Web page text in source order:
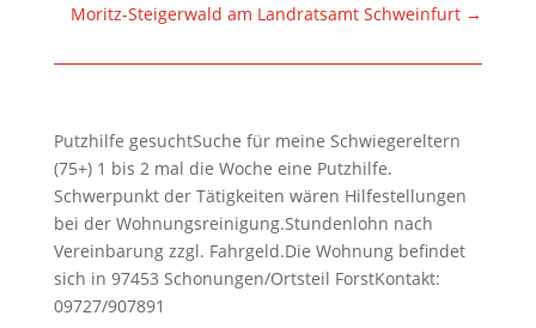
Moritz-Steigerwald am Landratsamt Schweinfurt →
Putzhilfe gesuchtSuche für meine Schwiegereltern
(75+) 1 bis 2 mal die Woche eine Putzhilfe.
Schwerpunkt der Tätigkeiten wären Hilfestellungen
bei der Wohnungsreinigung.Stundenlohn nach
Vereinbarung zzgl. Fahrgeld.Die Wohnung befindet
sich in 97453 Schonungen/Ortsteil ForstKontakt:
09727/907891